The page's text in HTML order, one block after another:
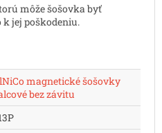
môže šošovka byť
k jej poškodeniu.
magnetické šošovky
bez závitu